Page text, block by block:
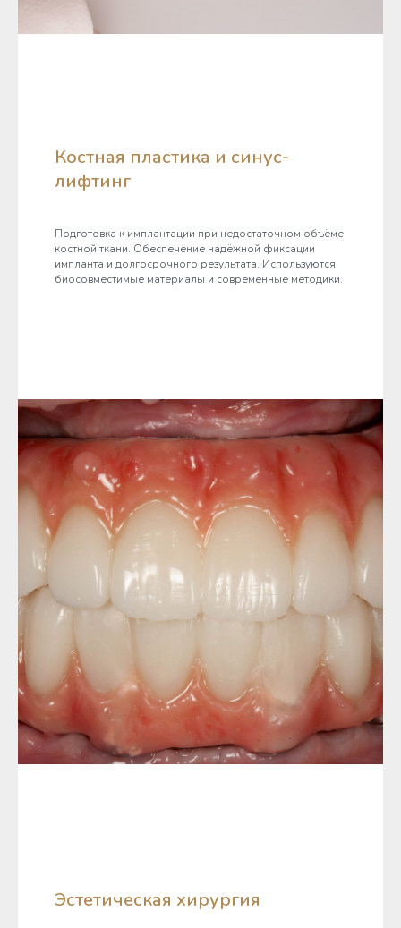
Костная пластика и синус-
лифтинг
Подготовка к имплантации при недостаточном объёме
костной ткани. Обеспечение надёжной фиксации
импланта и долгосрочного результата. Используются
биосовместимые материалы и современные методики.
Эстетическая хирургия